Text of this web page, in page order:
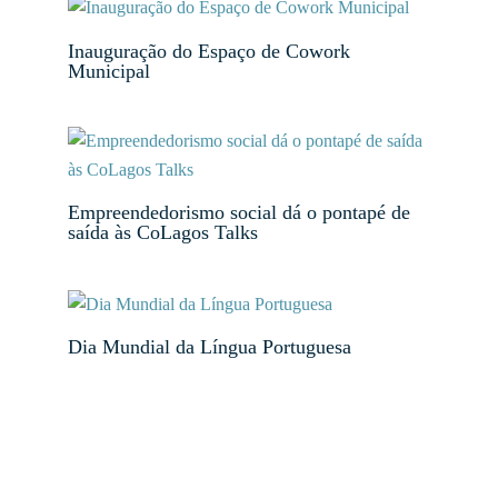
Inauguração do Espaço de Cowork
Municipal
Empreendedorismo social dá o pontapé de
saída às CoLagos Talks
Dia Mundial da Língua Portuguesa